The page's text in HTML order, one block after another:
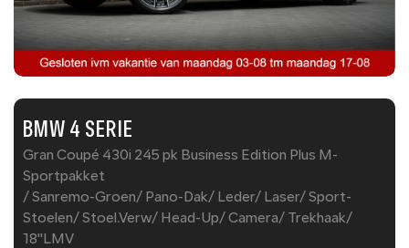
BMW 4 SERIE
Gran Coupé 430i 245 pk Business Edition Plus M-
Sportpakket
/ Sanremo-Groen/ Pano-Dak/ Leder/ Laser/ Sport-
Stoelen/ Stoel.Verw/ Head-Up/ Camera/ Trekhaak/
18''LMV